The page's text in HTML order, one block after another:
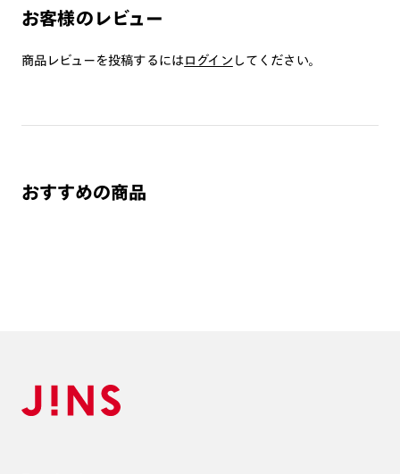
コンシーラーカラーUVダブルカット
偏光レンズ
JINS VIOLET+
※オンラインショップで作成可能なレンズはショッピングカート内で表示され
よくある質問
お客様のレビュー
商品レビューを投稿するにはログイン してください。
おすすめの商品